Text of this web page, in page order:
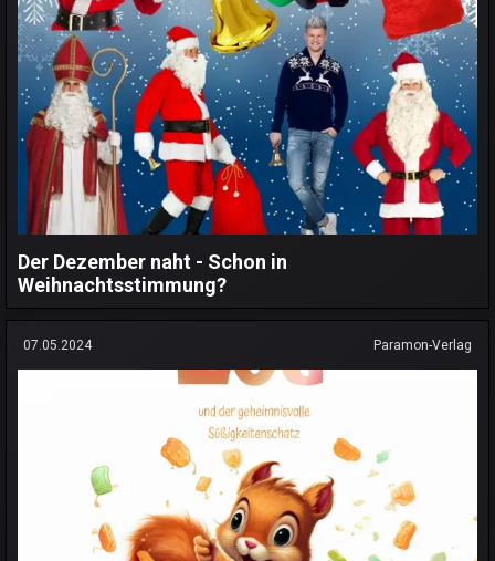
Der Dezember naht - Schon in
Weihnachtsstimmung?
07.05.2024 Paramon-Verlag